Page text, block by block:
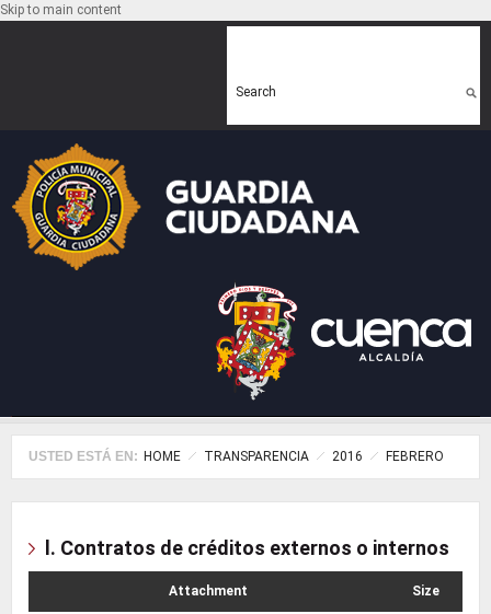
Skip to main content
Search
USTED ESTÁ EN: HOME TRANSPARENCIA 2016 FEBRERO
l. Contratos de créditos externos o internos
Attachment Size